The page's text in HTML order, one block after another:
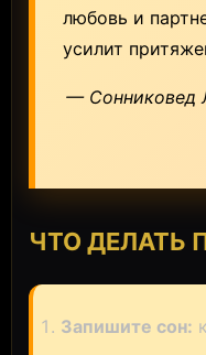
любовь и
усилит
— Сонниковед
ЧТО ДЕЛАТЬ
Запишите сон: